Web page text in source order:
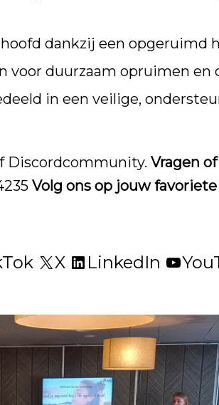
dankzij een opgeruimd
voor duurzaam opruimen en
in een veilige,
Discordcommunity. Vragen
Volg ons op jouw
X LinkedIn